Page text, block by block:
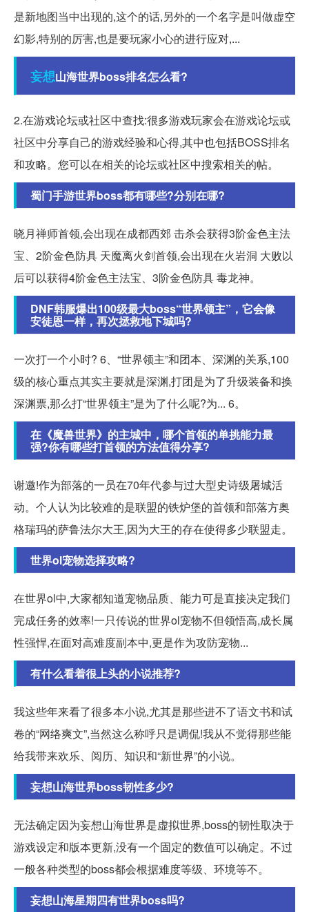
是新地图当中出现的,这个的话,另外的一个名字是叫做虚空
幻影,特别的厉害,也是要玩家小心的进行应对,...
妄想山海世界boss排名怎么看?
2.在游戏论坛或社区中查找:很多游戏玩家会在游戏论坛或
社区中分享自己的游戏经验和心得,其中也包括BOSS排名
和攻略。您可以在相关的论坛或社区中搜索相关的帖。
蜀门手游世界boss都有哪些?分别在哪?
晓月禅师首领,会出现在成都西郊 击杀会获得3阶金色主法
宝、2阶金色防具 天魔离火剑首领,会出现在火岩洞 大败以
后可以获得4阶金色主法宝、3阶金色防具 毒龙神。
DNF韩服爆出100级最大boss“世界领主”，它会像
安徒恩一样，再次拯救地下城吗?
一次打一个小时? 6、“世界领主”和团本、深渊的关系,100
级的核心重点其实主要就是深渊,打团是为了升级装备和换
深渊票,那么打“世界领主”是为了什么呢?为... 6。
在《魔兽世界》的主城中，哪个首领的单挑能力最
强?你有哪些打首领的方法值得分享?
谢邀!作为部落的一员在70年代参与过大型史诗级屠城活
动。个人认为比较难的是联盟的铁炉堡的首领和部落方奥
格瑞玛的萨鲁法尔大王,因为大王的存在使得多少联盟走。
世界ol宠物选择攻略?
在世界ol中,大家都知道宠物品质、能力可是直接决定我们
完成任务的效率!一只传说的世界ol宠物不但领悟高,成长属
性强悍,在面对高难度副本中,更是作为攻防宠物...
有什么看着很上头的小说推荐?
我这些年来看了很多本小说,尤其是那些进不了语文书和试
卷的“网络爽文”,当然这么称呼只是调侃!我从不觉得那些能
给我带来欢乐、阅历、知识和“新世界”的小说。
妄想山海世界boss韧性多少?
无法确定因为妄想山海世界是虚拟世界,boss的韧性取决于
游戏设定和版本更新,没有一个固定的数值可以确定。不过
一般各种类型的boss都会根据难度等级、环境等不。
妄想山海星期四有世界boss吗?